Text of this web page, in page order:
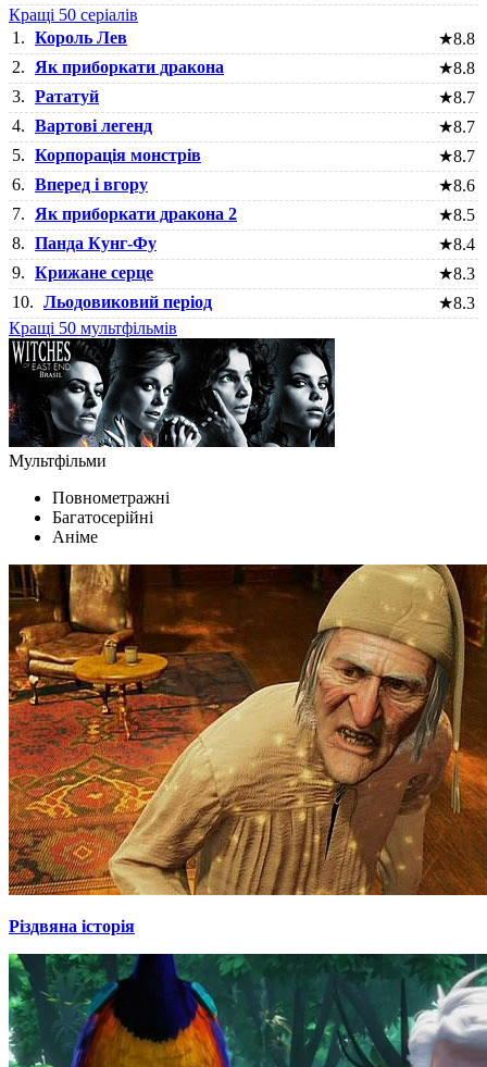
Кращі 50 серіалів
1. Король Лев ★8.8
2.
Як приборкати дракона ★8.8
3. Рататуй ★8.7
4. Вартові легенд ★8.7
5. Корпорація монстрів ★8.7
6. Вперед і вгору ★8.6
7.
Як приборкати дракона 2 ★8.5
8. Панда Кунг-Фу ★8.4
9. Крижане серце ★8.3
10. Льодовиковий період ★8.3
Кращі 50 мультфільмів
Мультфільми
Повнометражні
Багатосерійні
Аніме
Різдвяна історія